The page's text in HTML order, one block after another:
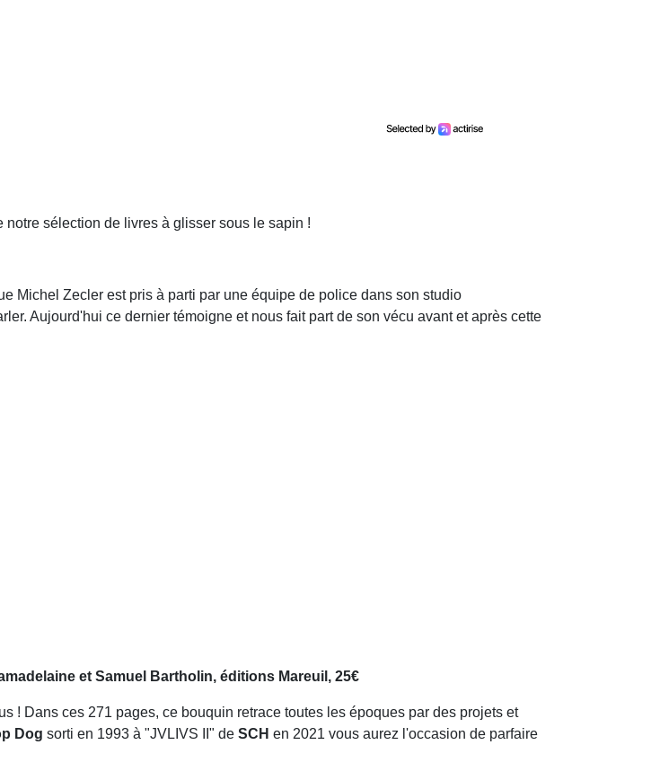
notre sélection de livres à glisser sous le sapin !
Michel Zecler est pris à parti par une équipe de police dans son studio
Aujourd'hui ce dernier témoigne et nous fait part de son vécu avant et après cette
et Samuel Bartholin, éditions Mareuil, 25€
! Dans ces 271 pages, ce bouquin retrace toutes les époques par des projets et
Dog sorti en 1993 à "JVLIVS II" de SCH en 2021 vous aurez l'occasion de parfaire